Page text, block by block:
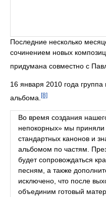
Последние несколько
сочинением новых
придумана совместно с
16 января 2010 года группа
альбома. [8]
Во время создания
непокорных» мы приняли
стандартных канонов и
альбомом по частям.
будет сопровождаться
песням, а также
исключено, что после
объединим готовый